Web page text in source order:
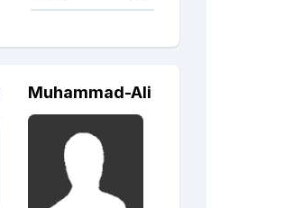
Muhammad-Ali